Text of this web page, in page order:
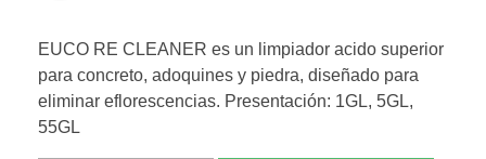
EUCO RE CLEANER es un limpiador acido superior
para concreto, adoquines y piedra, diseñado para
eliminar eflorescencias. Presentación: 1GL, 5GL,
55GL